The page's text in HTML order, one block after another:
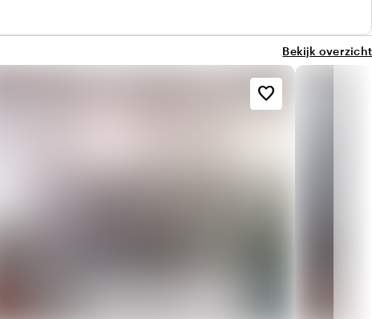
Bekijk overzicht
favorite_border